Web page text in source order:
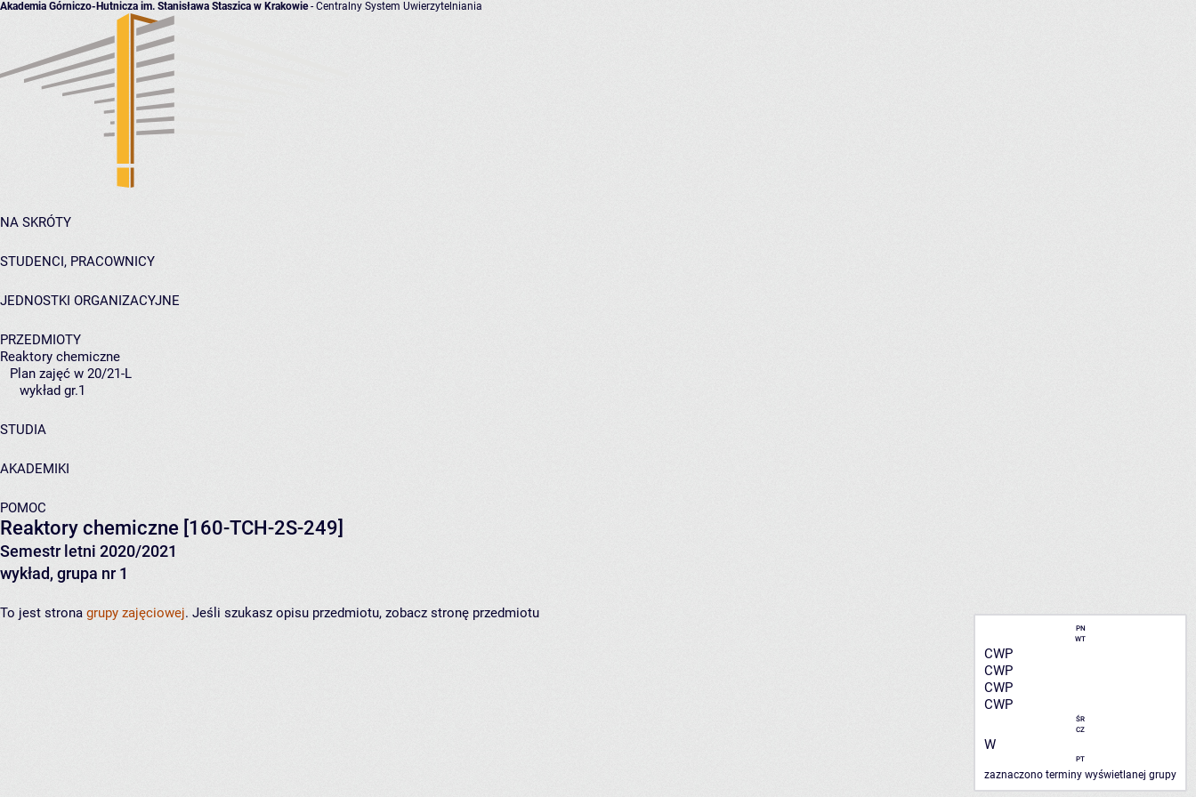
Akademia Górniczo-Hutnicza im. Stanisława Staszica w Krakowie- Centralny System Uwierzytelniania
NA SKRÓTY
STUDENCI, PRACOWNICY
JEDNOSTKI ORGANIZACYJNE
PRZEDMIOTY
Reaktory chemiczne
Plan zajęć w 20/21-L
wykład gr.1
STUDIA
AKADEMIKI
POMOC
Reaktory chemiczne [160-TCH-2S-249]
Semestr letni 2020/2021
wykład, grupa nr 1
PN
WT
CWP
CWP
CWP
CWP
ŚR
CZ
W
PT
zaznaczono terminy wyświetlanej grupy
To jest strona grupy zajęciowej. Jeśli szukasz opisu przedmiotu, zobacz stronę przedmiotu